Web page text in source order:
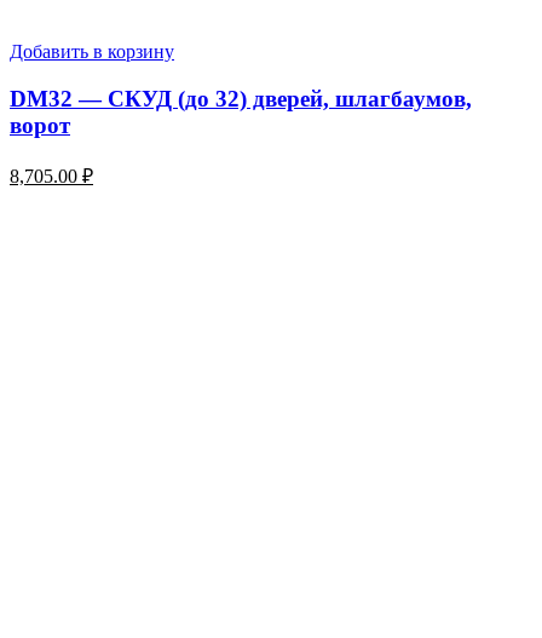
Добавить в корзину
DM32 — СКУД (до 32) дверей, шлагбаумов,
ворот
8,705.00 ₽